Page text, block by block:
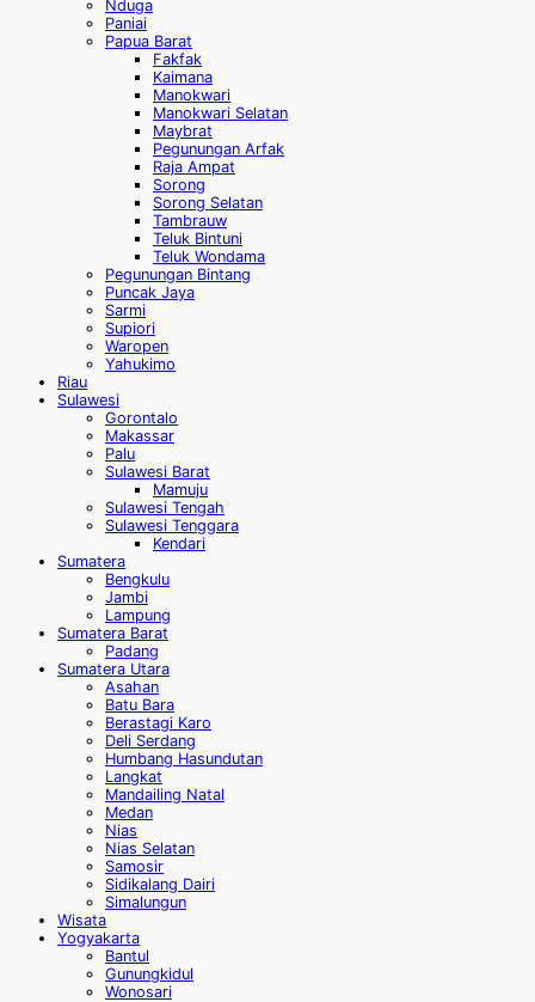
Nduga
Paniai
Papua Barat
Fakfak
Kaimana
Manokwari
Manokwari Selatan
Maybrat
Pegunungan Arfak
Raja Ampat
Sorong
Sorong Selatan
Tambrauw
Teluk Bintuni
Teluk Wondama
Pegunungan Bintang
Puncak Jaya
Sarmi
Supiori
Waropen
Yahukimo
Riau
Sulawesi
Gorontalo
Makassar
Palu
Sulawesi Barat
Mamuju
Sulawesi Tengah
Sulawesi Tenggara
Kendari
Sumatera
Bengkulu
Jambi
Lampung
Sumatera Barat
Padang
Sumatera Utara
Asahan
Batu Bara
Berastagi Karo
Deli Serdang
Humbang Hasundutan
Langkat
Mandailing Natal
Medan
Nias
Nias Selatan
Samosir
Sidikalang Dairi
Simalungun
Wisata
Yogyakarta
Bantul
Gunungkidul
Wonosari